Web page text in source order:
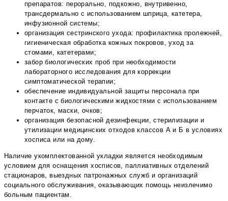
препаратов: перорально, подкожно, внутривенно,
трансдермально с использованием шприца, катетера,
инфузионной системы;
организация сестринского ухода: профилактика пролежней,
гигиеническая обработка кожных покровов, уход за
стомами, катетерами;
забор биологических проб при необходимости
лабораторного исследования для коррекции
симптоматической терапии;
обеспечение индивидуальной защиты персонала при
контакте с биологическими жидкостями с использованием
перчаток, маски, очков;
организация безопасной дезинфекции, стерилизации и
утилизации медицинских отходов классов А и Б в условиях
хосписа или на дому.
Наличие укомплектованной укладки является необходимым
условием для оснащения хосписов, паллиативных отделений
стационаров, выездных патронажных служб и организаций
социального обслуживания, оказывающих помощь неизлечимо
больным пациентам.